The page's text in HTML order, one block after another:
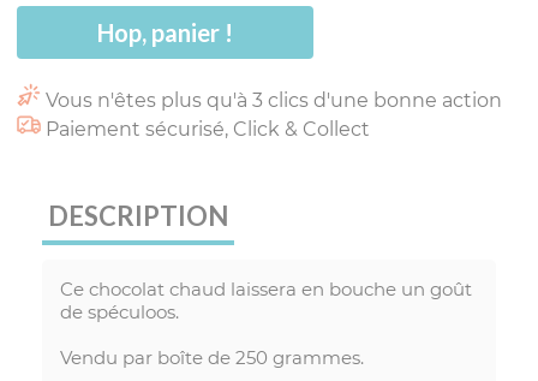
Hop, panier !
Vous n'êtes plus qu'à 3 clics d'une bonne action
Paiement sécurisé, Click & Collect
DESCRIPTION
Ce chocolat chaud laissera en bouche un goût
de spéculoos.
Vendu par boîte de 250 grammes.